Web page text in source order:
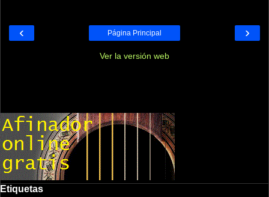
‹ ›
Página Principal
Ver la versión web
Etiquetas